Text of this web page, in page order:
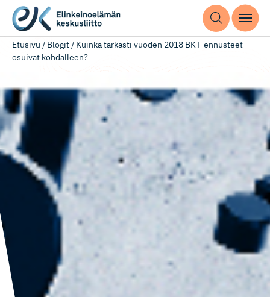
Etusivu / Blogit/ Kuinka tarkasti vuoden 2018 BKT-ennusteet
osuivat kohdalleen?